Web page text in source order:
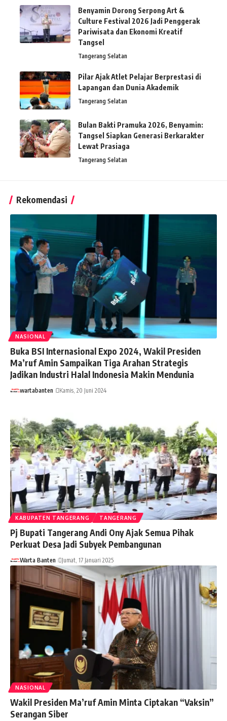
Benyamin Dorong Serpong Art &
Culture Festival 2026 Jadi Penggerak
Pariwisata dan Ekonomi Kreatif
Tangsel
Tangerang Selatan
Pilar Ajak Atlet Pelajar Berprestasi di
Lapangan dan Dunia Akademik
Tangerang Selatan
Bulan Bakti Pramuka 2026, Benyamin:
Tangsel Siapkan Generasi Berkarakter
Lewat Prasiaga
Tangerang Selatan
Rekomendasi
NASIONAL
Buka BSI Internasional Expo 2024, Wakil Presiden
Ma’ruf Amin Sampaikan Tiga Arahan Strategis
Jadikan Industri Halal Indonesia Makin Mendunia
wartabanten Kamis, 20 Juni 2024
KABUPATEN TANGERANG TANGERANG
Pj Bupati Tangerang Andi Ony Ajak Semua Pihak
Perkuat Desa Jadi Subyek Pembangunan
Warta Banten Jumat, 17 Januari 2025
NASIONAL
Wakil Presiden Ma’ruf Amin Minta Ciptakan “Vaksin”
Serangan Siber